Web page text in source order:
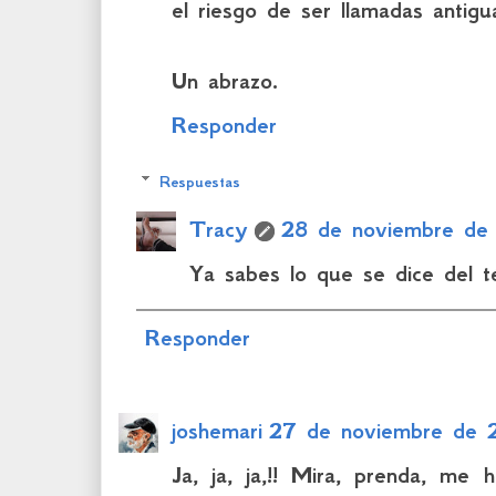
el riesgo de ser llamadas
Un abrazo.
Responder
Respuestas
Tracy
28 de noviembre
Ya sabes lo que se dice del
Responder
joshemari 27 de noviembre de
Ja, ja, ja,!! Mira, prenda, me